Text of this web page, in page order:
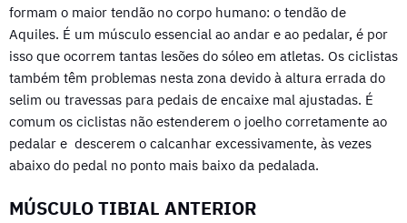
formam o maior tendão no corpo humano: o tendão de
Aquiles. É um músculo essencial ao andar e ao pedalar, é por
isso que ocorrem tantas lesões do sóleo em atletas. Os ciclistas
também têm problemas nesta zona devido à altura errada do
selim ou travessas para pedais de encaixe mal ajustadas. É
comum os ciclistas não estenderem o joelho corretamente ao
pedalar e descerem o calcanhar excessivamente, às vezes
abaixo do pedal no ponto mais baixo da pedalada.
MÚSCULO TIBIAL ANTERIOR